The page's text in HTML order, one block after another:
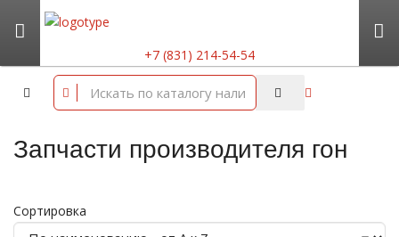
+7 (831) 214-54-54
Запчасти производителя гон
Сортировка